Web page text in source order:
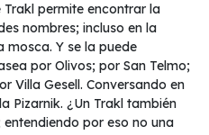
Trakl permite encontrar la
nombres; incluso en la
mosca. Y se la puede
por Olivos; por San Telmo;
Villa Gesell. Conversando en
Pizarnik. ¿Un Trakl también
por eso no una